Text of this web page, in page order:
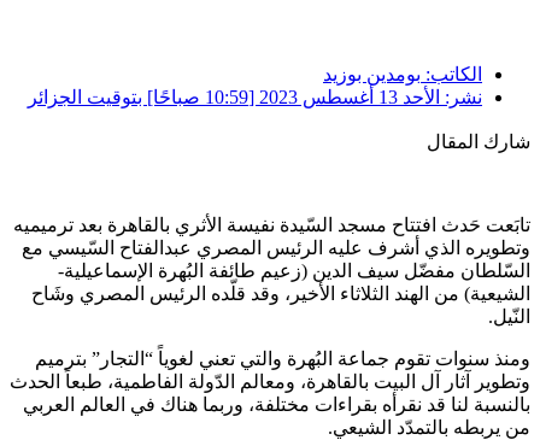
الكاتب: بومدين بوزيد
نشر: الأحد 13 أغسطس 2023 [10:59 صباحًا] بتوقيت الجزائر
شارك المقال
تابَعت حَدث افتتاح مسجد السّيدة نفيسة الأثري بالقاهرة بعد ترميميه
وتطويره الذي أشرف عليه الرئيس المصري عبدالفتاح السّيسي مع
السّلطان مفضّل سيف الدين (زعيم طائفة البُهرة الإسماعيلية-
الشيعية) من الهند الثلاثاء الأخير، وقد قلّده الرئيس المصري وشَاح
النّيل.
ومنذ سنوات تقوم جماعة البُهرة والتي تعني لغوياً “التجار” بترميم
وتطوير آثار آل البيت بالقاهرة، ومعالم الدّولة الفاطمية، طبعاً الحدث
بالنسبة لنا قد نقرأه بقراءات مختلفة، وربما هناك في العالم العربي
من يربطه بالتمدّد الشيعي.